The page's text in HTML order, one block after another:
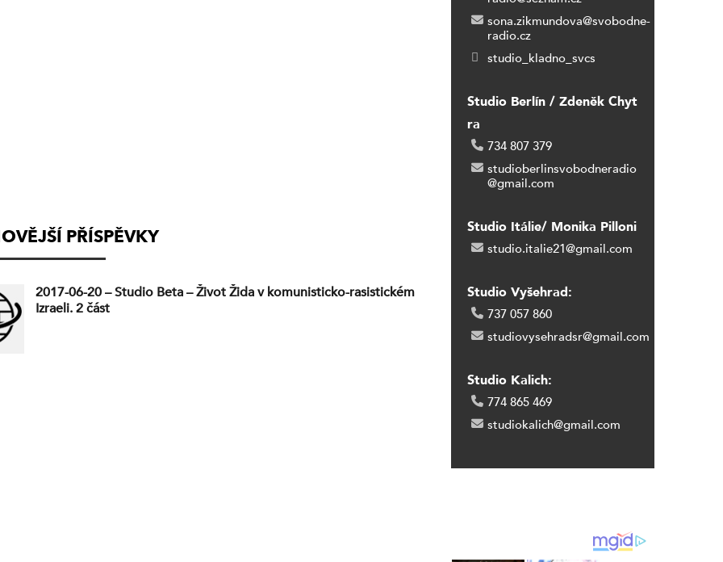
PŘÍSPĚVKY
2017-06-20 – Studio Beta – Život Žida v komunisticko-rasistickém
Izraeli. 2 část
sona.zikmundova@svobodne-
radio.cz
studio_kladno_svcs
Studio Berlín / Zdeněk Chyt
ra
734 807 379
studioberlinsvobodneradio
@gmail.com
Studio Itálie/ Monika Pilloni
studio.italie21@gmail.com
Studio Vyšehrad:
737 057 860
studiovysehradsr@gmail.com
Studio Kalich:
774 865 469
studiokalich@gmail.com